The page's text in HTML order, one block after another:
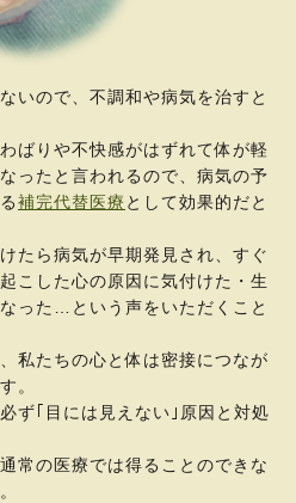
いので、不調和や病気を治すと
ばりや不快感がはずれて体が軽
ったと言われるので、病気の予
補完代替医療 として効果的だと
たら病気が早期発見され、すぐ
こした心の原因に気付けた・生
った…という声をいただくこと
私たちの心と体は密接につなが
。
ず｢目には見えない｣原因と対処
常の医療では得ることのできな